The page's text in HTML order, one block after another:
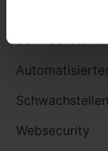
Websecurity